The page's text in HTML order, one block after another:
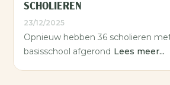
SCHOLIEREN
23/12/2025
Opnieuw hebben 36 scholieren
basisschool afgerond Lees meer...